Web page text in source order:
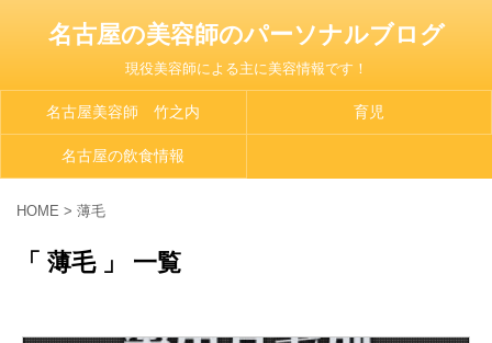
名古屋の美容師のパーソナルブログ
現役美容師による主に美容情報です！
名古屋美容師 竹之内 育児
名古屋の飲食情報
HOME > 薄毛
「 薄毛 」 一覧